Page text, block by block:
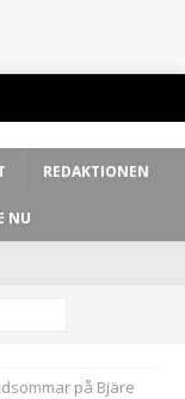
REDAKTIONEN
NU
på Bjäre